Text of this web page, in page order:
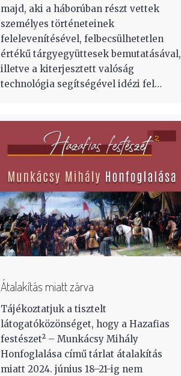
majd, aki a háborúban részt vettek
személyes történeteinek
felelevenítésével, felbecsülhetetlen
értékű tárgyegyüttesek bemutatásával,
illetve a kiterjesztett valóság
technológia segítségével idézi fel…
Átalakítás miatt zárva
Tájékoztatjuk a tisztelt
látogatóközönséget, hogy a Hazafias
festészet² – Munkácsy Mihály
Honfoglalása című tárlat átalakítás
miatt 2024. június 18–21-ig nem